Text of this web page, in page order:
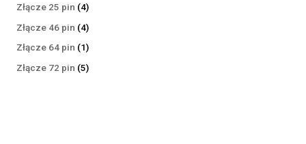
Złącze 25 pin 44
produkty
Złącze 46 pin 44
produkty
Złącze 64 pin 11
produkt
Złącze 72 pin 55